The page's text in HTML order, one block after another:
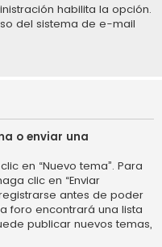
habilita la opción.
del sistema de e-mail
o enviar una
en “Nuevo tema”. Para
clic en “Enviar
antes de poder
foro encontrará una lista
publicar nuevos temas,